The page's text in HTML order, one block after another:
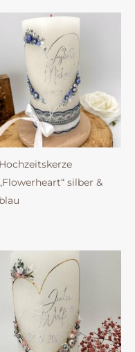
Hochzeitskerze
„Flowerheart“ silber &
blau